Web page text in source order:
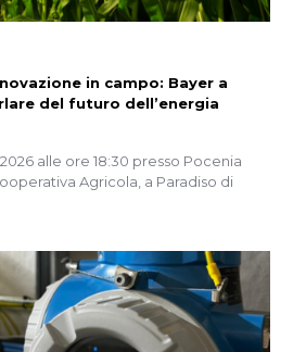
in campo: Bayer a
del futuro dell’energia
alle ore 18:30 presso Pocenia
Agricola, a Paradiso di